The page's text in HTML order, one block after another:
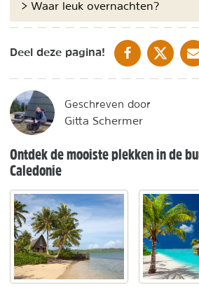
> Waar leuk overnachten?
Deel deze pagina! DELEN OPDELEN OP X
Geschreven door
Gitta Schermer
Ontdek de mooiste plekken in de
Caledonie